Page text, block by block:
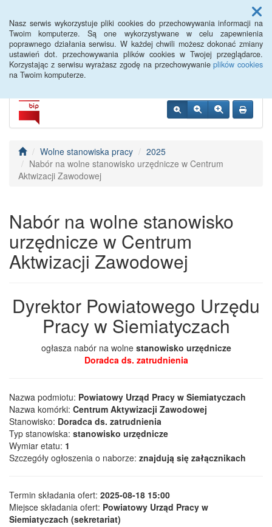
Nasz serwis wykorzystuje pliki cookies do przechowywania informacji na
Twoim komputerze. Są one wykorzystywane w celu zapewnienia
poprawnego działania serwisu. W każdej chwili możesz dokonać zmiany
ustawień dot. przechowywania plików cookies w Twojej przeglądarce.
Korzystając z serwisu wyrażasz zgodę na przechowywanieplików cookies
na Twoim komputerze.
Menu
Siemiatycze PUP
Wolne stanowiska pracy
2025
Nabór na wolne stanowisko urzędnicze w Centrum
Aktwizacji Zawodowej
Nabór na wolne stanowisko
urzędnicze w Centrum
Aktwizacji Zawodowej
Dyrektor Powiatowego Urzędu
Pracy w Siemiatyczach
ogłasza nabór na wolne stanowisko urzędnicze
Doradca ds. zatrudnienia
Nazwa podmiotu: Powiatowy Urząd Pracy w Siemiatyczach
Nazwa komórki: Centrum Aktywizacji Zawodowej
Stanowisko: Doradca ds. zatrudnienia
Typ stanowiska: stanowisko urzędnicze
Wymiar etatu: 1
Szczegóły ogłoszenia o naborze: znajdują się załącznikach
Termin składania ofert: 2025-08-18 15:00
Miejsce składania ofert: Powiatowy Urząd Pracy w
Siemiatyczach (sekretariat)